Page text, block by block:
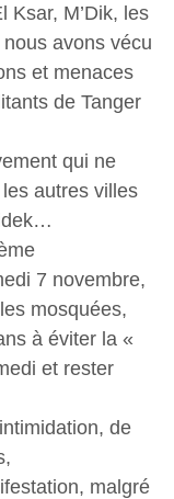
Ksar, M’Dik, les
avons vécu
et menaces
de Tanger
qui ne
autres villes
7 novembre,
mosquées,
à éviter la «
et rester
de
malgré